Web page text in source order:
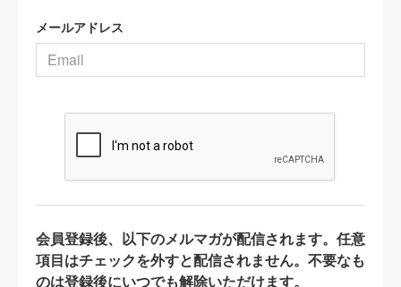
メールアドレス
会員登録後、以下のメルマガが配信されます。任意
項目はチェックを外すと配信されません。不要なも
のは登録後にいつでも解除いただけます。